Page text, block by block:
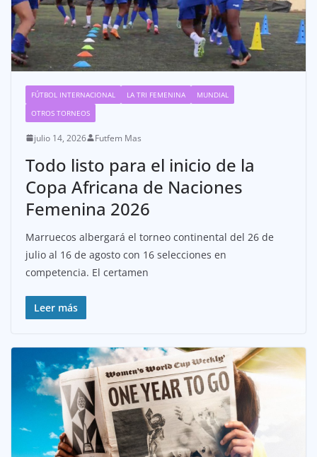
FÚTBOL INTERNACIONAL LA TRI FEMENINA
MUNDIAL
OTROS TORNEOS
julio 14, 2026 Futfem Mas
Todo listo para el inicio de la
Copa Africana de Naciones
Femenina 2026
Marruecos albergará el torneo continental del 26 de
julio al 16 de agosto con 16 selecciones en
competencia. El certamen
Leer más